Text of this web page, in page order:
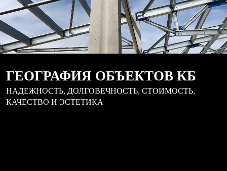
ГЕОГРАФИЯ ОБЪЕКТОВ КБ
НАДЕЖНОСТЬ, ДОЛГОВЕЧНОСТЬ, СТОИМОСТЬ,
КАЧЕСТВО И ЭСТЕТИКА